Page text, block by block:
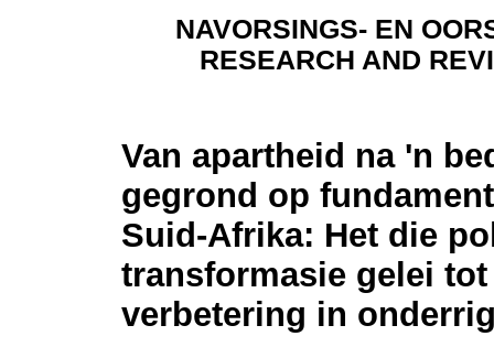
NAVORSINGS- EN
RESEARCH AND
Van apartheid na 'n
gegrond op
Suid-Afrika: Het die
transformasie gelei
verbetering in